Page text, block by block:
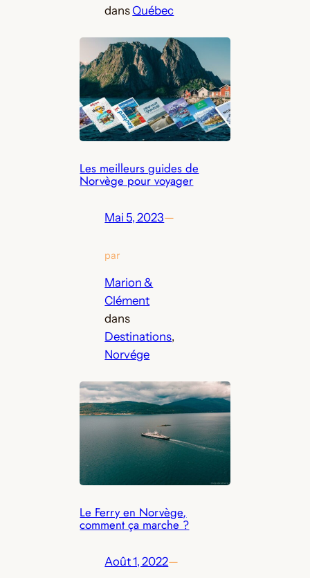
dansQuébec
Les meilleurs guides de
Norvège pour voyager
Mai 5, 2023—
par
Marion &
Clément
dans
Destinations
Norvége
Le Ferry en Norvège,
comment ça marche ?
Août 1, 2022—